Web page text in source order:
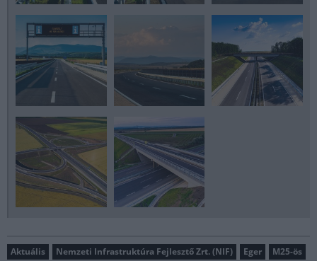
Aktuális Nemzeti Infrastruktúra Fejlesztő Zrt. (NIF) Eger M25-ös